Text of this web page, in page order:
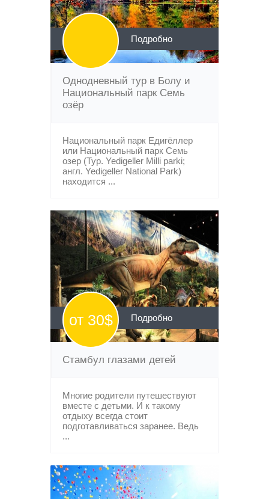
Подробно
Однодневный тур в Болу и
Национальный парк Семь
озёр
Национальный парк Едигёллер
или Национальный парк Семь
озер (Тур. Yedigeller Milli parki;
англ. Yedigeller National Park)
находится ...
от 30$ Подробно
Стамбул глазами детей
Многие родители путешествуют
вместе с детьми. И к такому
отдыху всегда стоит
подготавливаться заранее. Ведь
...